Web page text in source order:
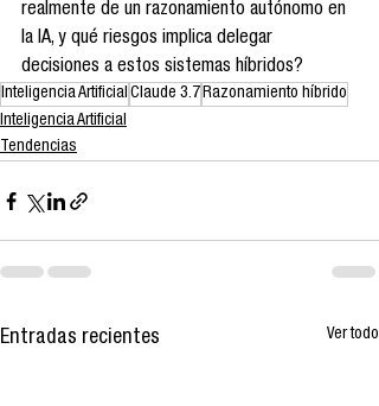
realmente de un razonamiento autónomo en
la IA, y qué riesgos implica delegar
decisiones a estos sistemas híbridos?
Inteligencia Artificial Claude 3.7 Razonamiento híbrido
Inteligencia Artificial
Tendencias
Entradas recientes Ver todo